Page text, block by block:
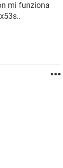
mi funziona